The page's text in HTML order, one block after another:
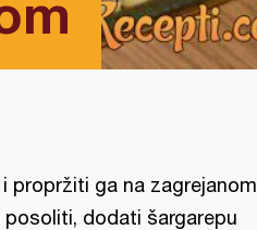
propržiti ga na zagrejanom
posoliti, dodati šargarepu